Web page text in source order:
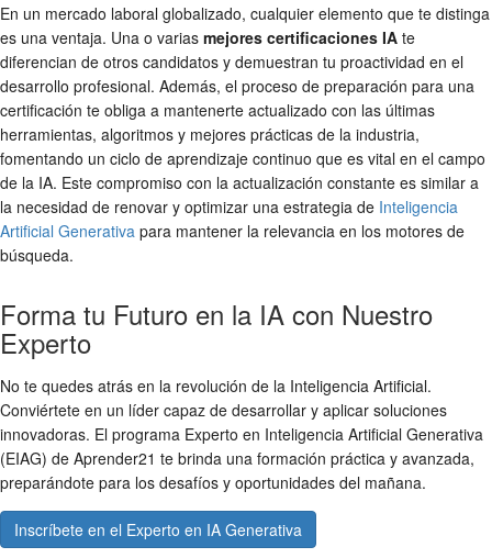
En un mercado laboral globalizado, cualquier elemento que te distinga
es una ventaja. Una o varias mejores certificaciones IA te
diferencian de otros candidatos y demuestran tu proactividad en el
desarrollo profesional. Además, el proceso de preparación para una
certificación te obliga a mantenerte actualizado con las últimas
herramientas, algoritmos y mejores prácticas de la industria,
fomentando un ciclo de aprendizaje continuo que es vital en el campo
de la IA. Este compromiso con la actualización constante es similar a
la necesidad de renovar y optimizar una estrategia de Inteligencia
Artificial Generativa para mantener la relevancia en los motores de
búsqueda.
Forma tu Futuro en la IA con Nuestro
Experto
No te quedes atrás en la revolución de la Inteligencia Artificial.
Conviértete en un líder capaz de desarrollar y aplicar soluciones
innovadoras. El programa Experto en Inteligencia Artificial Generativa
(EIAG) de Aprender21 te brinda una formación práctica y avanzada,
preparándote para los desafíos y oportunidades del mañana.
Inscríbete en el Experto en IA Generativa